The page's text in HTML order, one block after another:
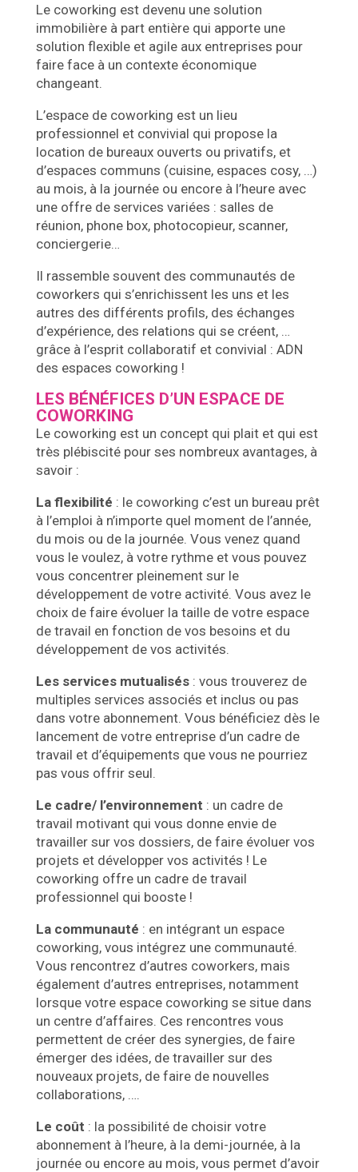
Le coworking est devenu une solution
immobilière à part entière qui apporte une
solution flexible et agile aux entreprises pour
faire face à un contexte économique
changeant.
L’espace de coworking est un lieu
professionnel et convivial qui propose la
location de bureaux ouverts ou privatifs, et
d’espaces communs (cuisine, espaces cosy, …)
au mois, à la journée ou encore à l’heure avec
une offre de services variées : salles de
réunion, phone box, photocopieur, scanner,
conciergerie…
Il rassemble souvent des communautés de
coworkers qui s’enrichissent les uns et les
autres des différents profils, des échanges
d’expérience, des relations qui se créent, …
grâce à l’esprit collaboratif et convivial : ADN
des espaces coworking !
LES BÉNÉFICES D’UN ESPACE DE
COWORKING
Le coworking est un concept qui plait et qui est
très plébiscité pour ses nombreux avantages, à
savoir :
La flexibilité : le coworking c’est un bureau prêt
à l’emploi à n’importe quel moment de l’année,
du mois ou de la journée. Vous venez quand
vous le voulez, à votre rythme et vous pouvez
vous concentrer pleinement sur le
développement de votre activité. Vous avez le
choix de faire évoluer la taille de votre espace
de travail en fonction de vos besoins et du
développement de vos activités.
Les services mutualisés: vous trouverez de
multiples services associés et inclus ou pas
dans votre abonnement. Vous bénéficiez dès le
lancement de votre entreprise d’un cadre de
travail et d’équipements que vous ne pourriez
pas vous offrir seul.
Le cadre/ l’environnement : un cadre de
travail motivant qui vous donne envie de
travailler sur vos dossiers, de faire évoluer vos
projets et développer vos activités ! Le
coworking offre un cadre de travail
professionnel qui booste !
La communauté : en intégrant un espace
coworking, vous intégrez une communauté.
Vous rencontrez d’autres coworkers, mais
également d’autres entreprises, notamment
lorsque votre espace coworking se situe dans
un centre d’affaires. Ces rencontres vous
permettent de créer des synergies, de faire
émerger des idées, de travailler sur des
nouveaux projets, de faire de nouvelles
collaborations, ….
Le coût : la possibilité de choisir votre
abonnement à l’heure, à la demi-journée, à la
journée ou encore au mois, vous permet d’avoir